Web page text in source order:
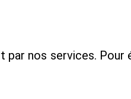
par nos services.